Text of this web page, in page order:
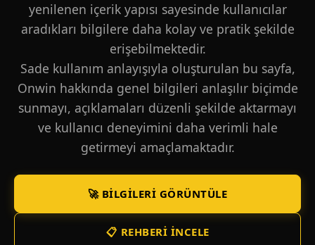
yenilenen içerik yapısı sayesinde kullanıcılar
aradıkları bilgilere daha kolay ve pratik şekilde
erişebilmektedir.
Sade kullanım anlayışıyla oluşturulan bu sayfa,
Onwin hakkında genel bilgileri anlaşılır biçimde
sunmayı, açıklamaları düzenli şekilde aktarmayı
ve kullanıcı deneyimini daha verimli hale
getirmeyi amaçlamaktadır.
🚀 BILGILERI GÖRÜNTÜLE
📋 REHBERI İNCELE